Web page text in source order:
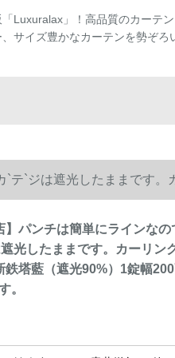
Luxuralax」！高品質のカーテ
、サイズ豊かなカーテンを勢ぞ
テ`ジは遮光したままです。
90-を送ります。
】パンチは簡単にラインな
光したままです。カーリン
鉄塔藍（遮光90%）1錠幅
。